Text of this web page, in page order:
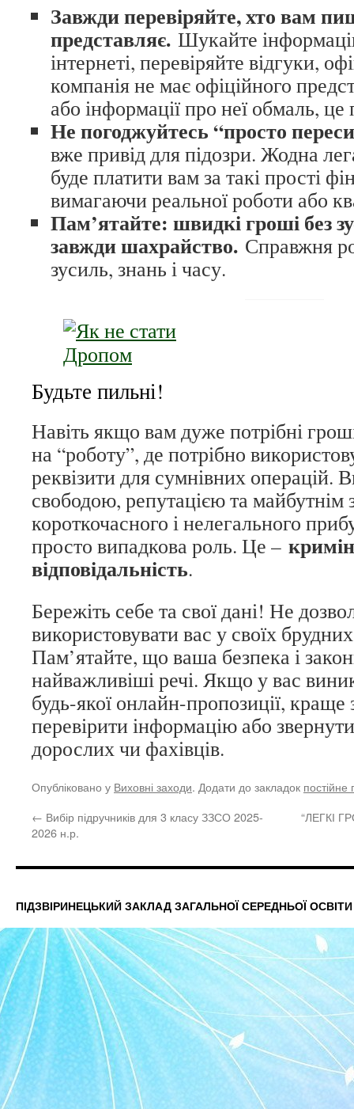
Завжди перевіряйте, хто вам
представляє. Шукайте
інтернеті, перевіряйте відгуки,
компанія не має офіційного
або інформації про неї обмаль, це
Не погоджуйтесь “просто
вже привід для підозри. Жодна
буде платити вам за такі прості
вимагаючи реальної роботи або
Пам’ятайте: швидкі гроші без
завжди шахрайство. Справжня
зусиль, знань і часу.
Будьте пильні!
Навіть якщо вам дуже потрібні
на “роботу”, де потрібно
реквізити для сумнівних операцій.
свободою, репутацією та майбутнім
короткочасного і нелегального
просто випадкова роль. Це –
відповідальність.
Бережіть себе та свої дані! Не
використовувати вас у своїх
Пам’ятайте, що ваша безпека і
найважливіші речі. Якщо у вас
будь-якої онлайн-пропозиції, краще
перевірити інформацію або
дорослих чи фахівців.
Опубліковано у Виховні заходи. Додати до закладок
← Вибір підручників для 3 класу ЗЗСО 2025-
2026 н.р.
“ЛЕГКІ
ПІДЗВІРИНЕЦЬКИЙ ЗАКЛАД ЗАГАЛЬНОЇ СЕРЕДНЬОЇ ОСВІТИ